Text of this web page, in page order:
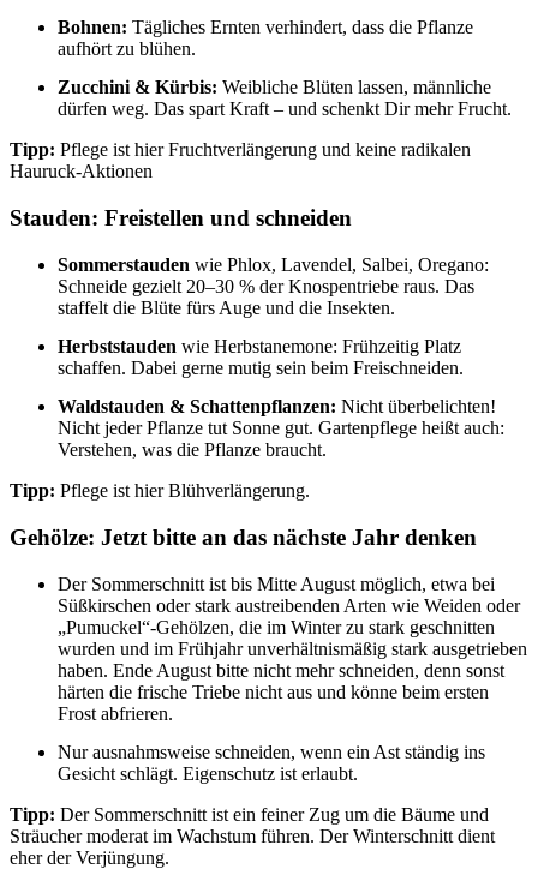
Bohnen: Tägliches Ernten verhindert, dass die Pflanze
aufhört zu blühen.
Zucchini & Kürbis: Weibliche Blüten lassen, männliche
dürfen weg. Das spart Kraft – und schenkt Dir mehr Frucht.
Tipp: Pflege ist hier Fruchtverlängerung und keine radikalen
Hauruck-Aktionen
Stauden: Freistellen und schneiden
Sommerstauden wie Phlox, Lavendel, Salbei, Oregano:
Schneide gezielt 20–30 % der Knospentriebe raus. Das
staffelt die Blüte fürs Auge und die Insekten.
Herbststauden wie Herbstanemone: Frühzeitig Platz
schaffen. Dabei gerne mutig sein beim Freischneiden.
Waldstauden & Schattenpflanzen: Nicht überbelichten!
Nicht jeder Pflanze tut Sonne gut. Gartenpflege heißt auch:
Verstehen, was die Pflanze braucht.
Tipp: Pflege ist hier Blühverlängerung.
Gehölze: Jetzt bitte an das nächste Jahr denken
Der Sommerschnitt ist bis Mitte August möglich, etwa bei
Süßkirschen oder stark austreibenden Arten wie Weiden oder
„Pumuckel“-Gehölzen, die im Winter zu stark geschnitten
wurden und im Frühjahr unverhältnismäßig stark ausgetrieben
haben. Ende August bitte nicht mehr schneiden, denn sonst
härten die frische Triebe nicht aus und könne beim ersten
Frost abfrieren.
Nur ausnahmsweise schneiden, wenn ein Ast ständig ins
Gesicht schlägt. Eigenschutz ist erlaubt.
Tipp: Der Sommerschnitt ist ein feiner Zug um die Bäume und
Sträucher moderat im Wachstum führen. Der Winterschnitt dient
eher der Verjüngung.